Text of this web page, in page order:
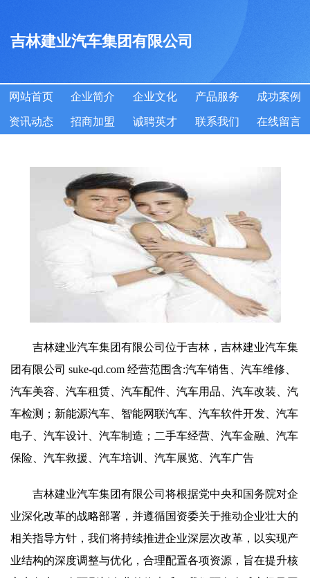
吉林建业汽车集团有限公司
网站首页 企业简介 企业文化 产品服务 成功案例
资讯动态 招商加盟 诚聘英才 联系我们 在线留言
吉林建业汽车集团有限公司位于吉林，吉林建业汽车集
团有限公司 suke-qd.com 经营范围含:汽车销售、汽车维修、
汽车美容、汽车租赁、汽车配件、汽车用品、汽车改装、汽
车检测；新能源汽车、智能网联汽车、汽车软件开发、汽车
电子、汽车设计、汽车制造；二手车经营、汽车金融、汽车
保险、汽车救援、汽车培训、汽车展览、汽车广告
吉林建业汽车集团有限公司将根据党中央和国务院对企
业深化改革的战略部署，并遵循国资委关于推动企业壮大的
相关指导方针，我们将持续推进企业深层次改革，以实现产
业结构的深度调整与优化，合理配置各项资源，旨在提升核